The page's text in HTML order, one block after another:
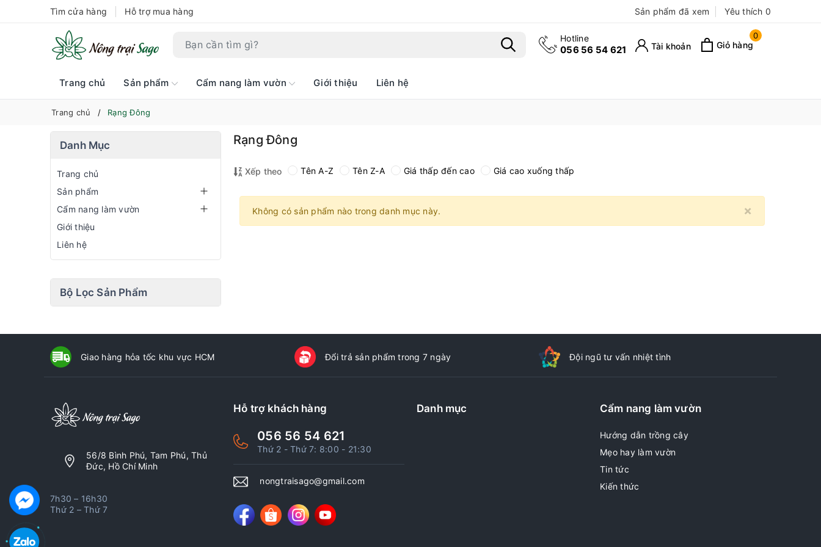
Tìm cửa hàng Hỗ trợ mua hàng Sản phẩm đã xem Yêu thích 0
Hotline
056 56 54 621 Tài khoản
0
Giỏ hàng
Trang chủ Sản phẩm Cẩm nang làm vườn Giới thiệu Liên hệ
Trang chủ Rạng Đông
Danh Mục
Trang chủ
Sản phẩm
Cẩm nang làm vườn
Giới thiệu
Liên hệ
Bộ Lọc Sản Phẩm
Rạng Đông
Xếp theo Tên A-Z Tên Z-A Giá thấp đến cao Giá cao xuống thấp
×
Không có sản phẩm nào trong danh mục này.
Giao hàng hỏa tốc khu vực HCM Đổi trả sản phẩm trong 7 ngày Đội ngũ tư vấn nhiệt tình
56/8 Bình Phú, Tam Phú, Thủ
Đức, Hồ Chí Minh
7h30 – 16h30
Thứ 2 – Thứ 7
Hỗ trợ khách hàng
056 56 54 621
Thứ 2 - Thứ 7: 8:00 - 21:30
nongtraisago@gmail.com
Danh mục Cẩm nang làm vườn
Hướng dẫn trồng cây
Mẹo hay làm vườn
Tin tức
Kiến thức